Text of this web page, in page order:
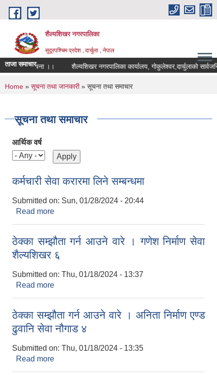
Skip to main content
शैल्यशिखर नगरपालिका
सुदूरपश्चिम प्रदेश , दार्चुला , नेपाल
ताजा समाचार
सम्बन्धी सूचना ।। शैल्यशिखर नगरपालिका कार्यालय, गोकुलेश्वर,दार्चुलाको
You are here
Home » सूचना तथा जानकारी» सूचना तथा समाचार
सूचना तथा समाचार
आर्थिक वर्ष
कर्मचारी सेवा करारमा लिने सम्बन्धमा
Submitted on: Sun, 01/28/2024 - 20:44
Read more
ठेक्का सम्झौता गर्न आउने वारे । गणेश निर्माण सेवा
शैल्यशिखर ६
Submitted on: Thu, 01/18/2024 - 13:37
Read more
ठेक्का सम्झौता गर्न आउने वारे । अनिता निर्माण एण्ड
ढुवानि सेवा नौगाड ४
Submitted on: Thu, 01/18/2024 - 13:35
Read more